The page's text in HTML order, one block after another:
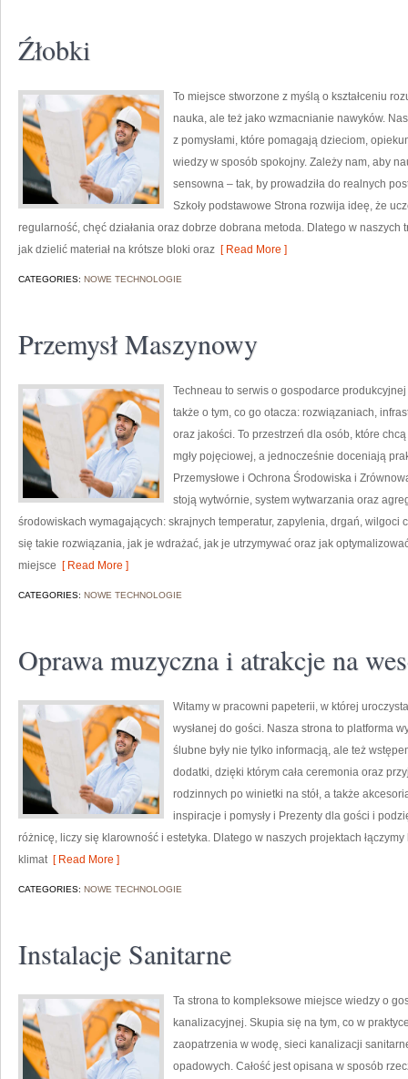
Źłobki
To miejsce stworzone z myślą o kształceniu
nauka, ale też jako wzmacnianie nawyków.
z pomysłami, które pomagają dzieciom,
wiedzy w sposób spokojny. Zależy nam, aby
sensowna – tak, by prowadziła do realnych
Szkoły podstawowe Strona rozwija ideę, że
regularność, chęć działania oraz dobrze dobrana metoda. Dlatego w naszych
jak dzielić materiał na krótsze bloki oraz [ Read More ]
CATEGORIES: NOWE TECHNOLOGIE
Przemysł Maszynowy
Techneau to serwis o gospodarce
także o tym, co go otacza: rozwiązaniach,
oraz jakości. To przestrzeń dla osób, które
mgły pojęciowej, a jednocześnie doceniają
Przemysłowe i Ochrona Środowiska i
stoją wytwórnie, system wytwarzania oraz
środowiskach wymagających: skrajnych temperatur, zapylenia, drgań, wilgoci
się takie rozwiązania, jak je wdrażać, jak je utrzymywać oraz jak
miejsce [ Read More ]
CATEGORIES: NOWE TECHNOLOGIE
Oprawa muzyczna i atrakcje na
Witamy w pracowni papeterii, w której
wysłanej do gości. Nasza strona to platforma
ślubne były nie tylko informacją, ale też
dodatki, dzięki którym cała ceremonia oraz
rodzinnych po winietki na stół, a także
inspiracje i pomysły i Prezenty dla gości i
różnicę, liczy się klarowność i estetyka. Dlatego w naszych projektach
klimat[ Read More ]
CATEGORIES: NOWE TECHNOLOGIE
Instalacje Sanitarne
Ta strona to kompleksowe miejsce wiedzy o
kanalizacyjnej. Skupia się na tym, co w
zaopatrzenia w wodę, sieci kanalizacji
opadowych. Całość jest opisana w sposób